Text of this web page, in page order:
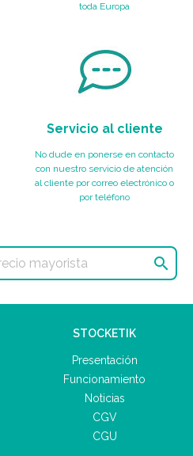
toda Europa
Servicio al cliente
No dude en ponerse en contacto
con nuestro servicio de atención
al cliente por correo electrónico o
por teléfono

STOCKETIK
Presentación
Funcionamiento
Noticias
CGV
CGU